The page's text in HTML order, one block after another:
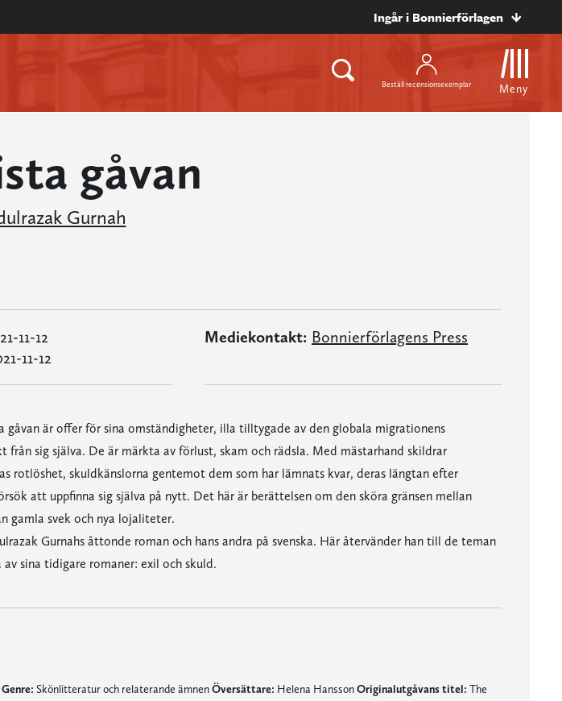
Ingår i Bonnierförlagen
Beställ recensionsexemplar Meny
gåvan
Gurnah
11-12
11-12
Mediekontakt: Bonnierförlagens Press
gåvan är offer för sina omständigheter, illa tilltygade av den globala migrationens
från sig själva. De är märkta av förlust, skam och rädsla. Med mästarhand skildrar
rotlöshet, skuldkänslorna gentemot dem som har lämnats kvar, deras längtan efter
att uppfinna sig själva på nytt. Det här är berättelsen om den sköra gränsen mellan
gamla svek och nya lojaliteter.
Gurnahs åttonde roman och hans andra på svenska. Här återvänder han till de teman
sina tidigare romaner: exil och skuld.
Genre: Skönlitteratur och relaterande ämnenÖversättare: Helena HanssonOriginalutgåvans titel: The